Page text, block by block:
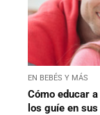
EN BEBÉS Y MÁS
Cómo educar
los guíe en